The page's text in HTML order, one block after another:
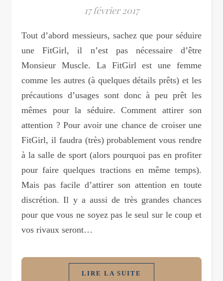
17 février 2017
Tout d’abord messieurs, sachez que pour séduire
une FitGirl, il n’est pas nécessaire d’être
Monsieur Muscle. La FitGirl est une femme
comme les autres (à quelques détails prêts) et les
précautions d’usages sont donc à peu prêt les
mêmes pour la séduire. Comment attirer son
attention ? Pour avoir une chance de croiser une
FitGirl, il faudra (très) probablement vous rendre
à la salle de sport (alors pourquoi pas en profiter
pour faire quelques tractions en même temps).
Mais pas facile d’attirer son attention en toute
discrétion. Il y a aussi de très grandes chances
pour que vous ne soyez pas le seul sur le coup et
vos rivaux seront…
LIRE LA SUITE